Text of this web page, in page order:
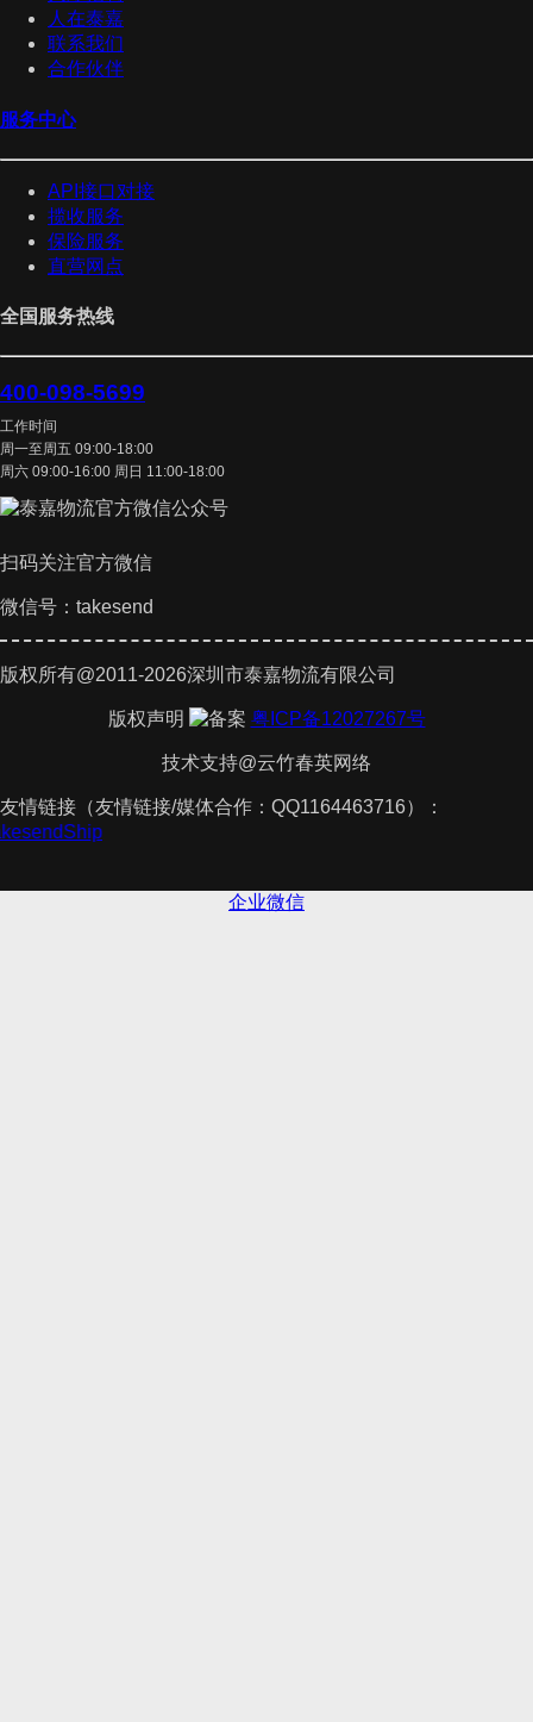
人在泰嘉
联系我们
合作伙伴
服务中心
API接口对接
揽收服务
保险服务
直营网点
全国服务热线
400-098-5699
工作时间
周一至周五 09:00-18:00
周六 09:00-16:00 周日 11:00-18:00
扫码关注官方微信
微信号：takesend
版权所有@2011-2026深圳市泰嘉物流有限公司
版权声明 粤ICP备12027267号
技术支持@云竹春英网络
友情链接（友情链接/媒体合作：QQ1164463716）：
企业微信